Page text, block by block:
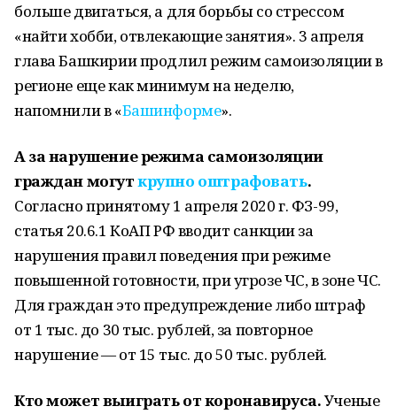
больше двигаться, а для борьбы со стрессом
«найти хобби, отвлекающие занятия». 3 апреля
глава Башкирии продлил режим самоизоляции в
регионе еще как минимум на неделю,
напомнили в «Башинформе».
А за нарушение режима самоизоляции
граждан могуткрупно оштрафовать.
Согласно принятому 1 апреля 2020 г. ФЗ-99,
статья 20.6.1 КоАП РФ вводит санкции за
нарушения правил поведения при режиме
повышенной готовности, при угрозе ЧС, в зоне ЧС.
Для граждан это предупреждение либо штраф
от 1 тыс. до 30 тыс. рублей, за повторное
нарушение — от 15 тыс. до 50 тыс. рублей.
Кто может выиграть от коронавируса.Ученые